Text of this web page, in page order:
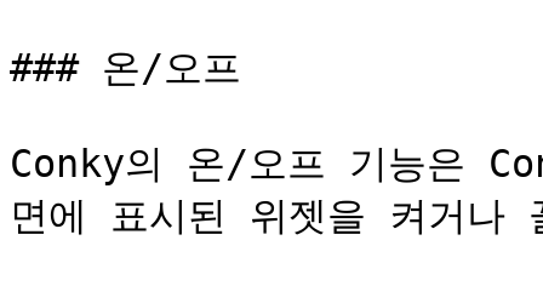
### 온/오프
Conky의 온/오프 기능은
면에 표시된 위젯을 켜거나